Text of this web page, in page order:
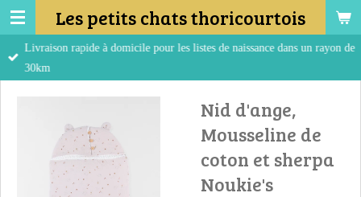
Passer
au
contenu
Les petits chats thoricourtois
Livraison rapide à domicile pour les listes de naissance dans un rayon de
30km
Nid d'ange,
Mousseline de
coton et sherpa
Noukie's